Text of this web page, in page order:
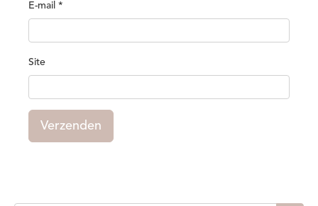
E-mail *
Site
Verzenden